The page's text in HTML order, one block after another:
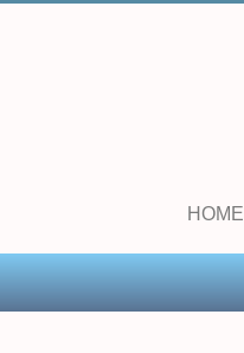
HOME